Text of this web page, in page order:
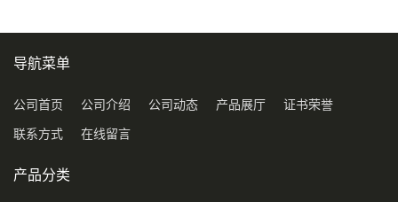
导航菜单
公司首页 公司介绍 公司动态 产品展厅 证书荣誉
联系方式 在线留言
产品分类